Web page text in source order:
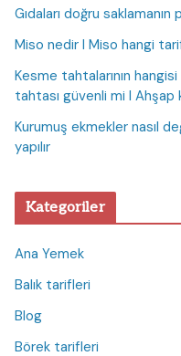
Gıdaları doğru saklamanın
Miso nedir I Miso hangi
Kesme tahtalarının
tahtası güvenli mi I
Kurumuş ekmekler nasıl
yapılır
Kategoriler
Ana Yemek
Balık tarifleri
Blog
Börek tarifleri